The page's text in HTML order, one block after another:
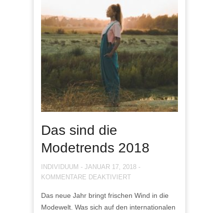
Das sind die
Modetrends 2018
INDIVIDUUM - JANUAR 17, 2018 -
KOMMENTARE DEAKTIVIERTFÜR
SIND
DIE
Das neue Jahr bringt frischen Wind in die
Modewelt. Was sich auf den internationalen